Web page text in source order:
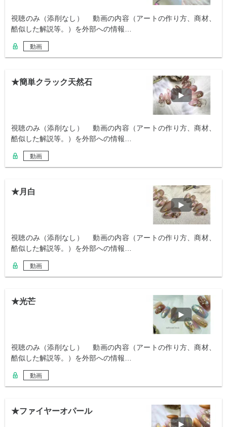
視聴のみ（添削なし） 動画の内容（アートの作り方、商材、
酷似した解説等。）を外部への情報…
動画
★簡単クラック天然石
視聴のみ（添削なし） 動画の内容（アートの作り方、商材、
酷似した解説等。）を外部への情報…
動画
★月白
視聴のみ（添削なし） 動画の内容（アートの作り方、商材、
酷似した解説等。）を外部への情報…
動画
★光芒
視聴のみ（添削なし） 動画の内容（アートの作り方、商材、
酷似した解説等。）を外部への情報…
動画
★ファイヤーオパール